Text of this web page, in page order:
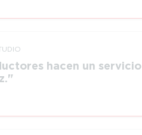
hacen un servicio